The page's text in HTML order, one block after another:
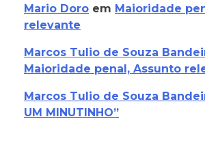
Mario Doro em Maioridade
relevante
Marcos Tulio de Souza
Maioridade penal, Assunto
Marcos Tulio de Souza
UM MINUTINHO”